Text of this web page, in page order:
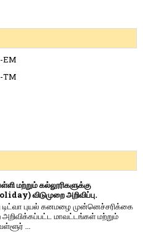
EM
-TM
மற்றும் கல்லூரிகளுக்கு
விடுமுறை அறிவிப்பு.
புயல் கனமழை முன்னெச்சரிக்கை
மாவட்டங்கள் மற்றும்
...